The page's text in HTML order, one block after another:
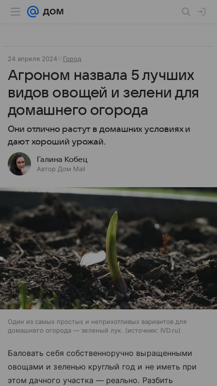
24 апреля 2024 Город
Агроном назвала 5 лучших
видов овощей и зелени для
домашнего огорода
Они отлично растут в домашних условиях и
дают хороший урожай.
Галина Кобец
Автор Дом Mail
Один из самых простых и неприхотливых вариантов для
домашнего огорода — зеленый лук.
источник: IVD.ru
Баловать себя собственноручно выращенными
овощами и зеленью круглый год и не иметь при
этом дачного участка — реально. Разбить